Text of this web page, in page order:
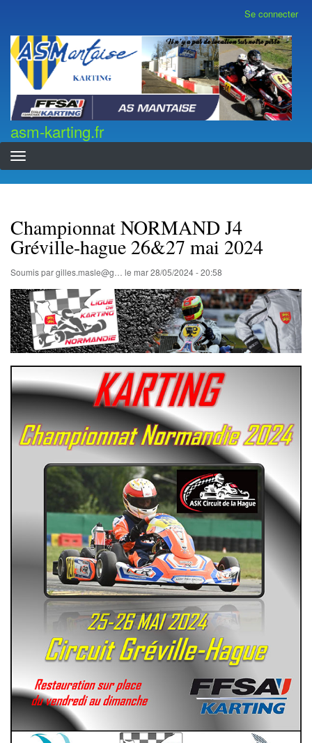
contenu
principal
compte
de
l'utilisateur
Se connecter
asm-karting.fr
asm-karting.fr
Championnat NORMAND J4
Gréville-hague 26&27 mai 2024
Soumis pargilles.masle@g… le mar 28/05/2024 - 20:58